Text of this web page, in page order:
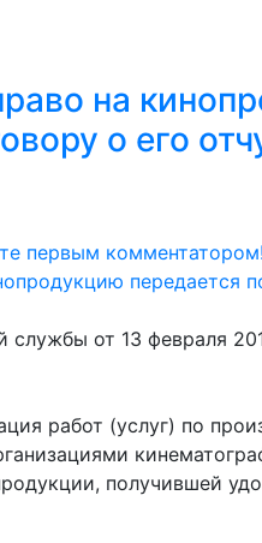
на
о его
первым комментатором!
службы от 13 февраля
работ (услуг) по
получившей